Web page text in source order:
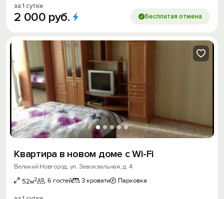
за 1 сутки
2 000 руб. Бесплатая отмена
Квартира в новом доме с Wi-Fi
Великий Новгород, ул. Завокзальная, д. 4
52м2 6 гостей 3 кровати Парковка